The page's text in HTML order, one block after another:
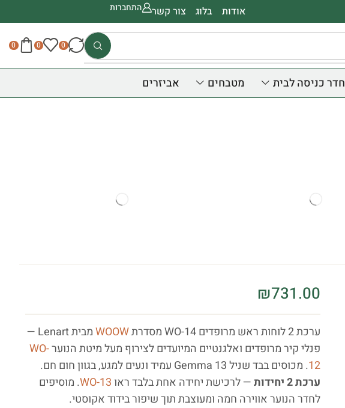
אודות בלוג צור קשר התחברות
0
0
0
חדר כניסה לבית מטבחים אביזרים
₪731.00
ערכת 2 לוחות ראש מרופדים WO-14 מסדרת WOOW
מבית Lenart —
פנלי קיר מרופדים ואלגנטיים המיועדים לצירוף מעל מיטת הנוערWO-
12. מכוסים בבד שניל Gemma 13 עמיד ונעים למגע, בגוון חום חם.
ערכת 2 יחידות
— לרכישת יחידה אחת בלבד ראו WO-13. מוסיפים
לחדר הנוער אווירה חמה ומעוצבת תוך שיפור בידוד אקוסטי.